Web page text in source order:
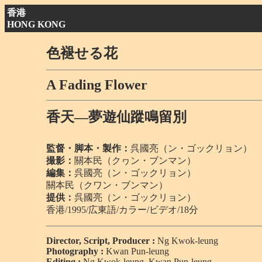
香港
HONG KONG
色褪せる花
A Fading Flower
香天―夢遊仙蹤鳴留別
監督・脚本・製作： 呉國亮（ン・ゴックリョン）
撮影： 關本民（クヮン・ブンマン）
編集： 呉國亮（ン・ゴックリョン）
關本民（クワン・ブンマン）
提供： 呉國亮（ン・ゴックリョン）
香港/1995/広東語/カラー/ビデオ/18分
Director, Script, Producer : Ng Kwok-leung
Photography : Kwan Pun-leung